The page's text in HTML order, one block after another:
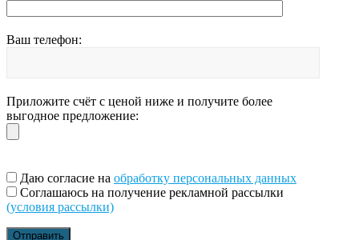
Ваш телефон:
Приложите счёт с ценой ниже и получите более
выгодное предложение:
Даю согласие на обработку персональных данных
Соглашаюсь на получение рекламной рассылки
(условия рассылки)